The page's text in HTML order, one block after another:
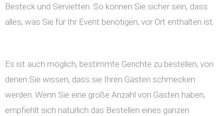
Besteck und Servietten. So können Sie sicher sein, dass
alles, was Sie für Ihr Event benötigen, vor Ort enthalten ist.
Es ist auch möglich, bestimmte Gerichte zu bestellen, von
denen Sie wissen, dass sie Ihren Gästen schmecken
werden. Wenn Sie eine große Anzahl von Gästen haben,
empfiehlt sich natürlich das Bestellen eines ganzen